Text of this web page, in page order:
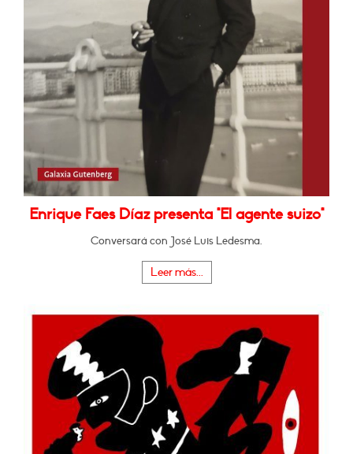
Enrique Faes Díaz presenta "El agente suizo"
Conversará con José Luis Ledesma.
Leer más...